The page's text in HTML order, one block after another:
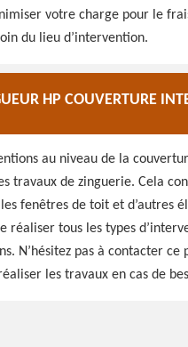
votre charge pour le
du lieu d’intervention.
HP COUVERTURE
au niveau de la
travaux de zinguerie. Cela
fenêtres de toit et d’autres
réaliser tous les types
N’hésitez pas à contacter
les travaux en cas de